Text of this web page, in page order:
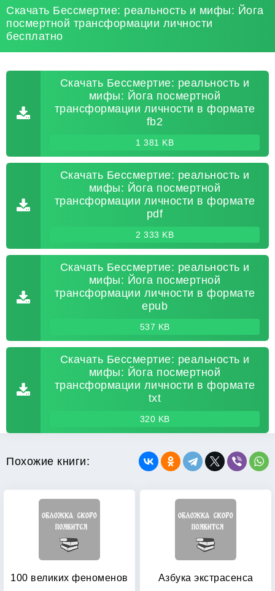
Скачать Бессмертие: реальность и мифы: Йога
посмертной трансформации личности
бесплатно
Скачать Бессмертие: реальность и
мифы: Йога посмертной
трансформации личности в формате
fb2
1 381 KB
Скачать Бессмертие: реальность и
мифы: Йога посмертной
трансформации личности в формате
pdf
2 333 KB
Скачать Бессмертие: реальность и
мифы: Йога посмертной
трансформации личности в формате
epub
537 KB
Скачать Бессмертие: реальность и
мифы: Йога посмертной
трансформации личности в формате
txt
320 KB
Похожие книги:
100 великих феноменов Азбука экстрасенса